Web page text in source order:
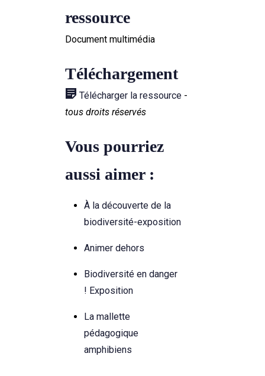
ressource
Document multimédia
Téléchargement
Télécharger la ressource -
tous droits réservés
Vous pourriez
aussi aimer :
À la découverte de la
biodiversité-exposition
Animer dehors
Biodiversité en danger
! Exposition
La mallette
pédagogique
amphibiens